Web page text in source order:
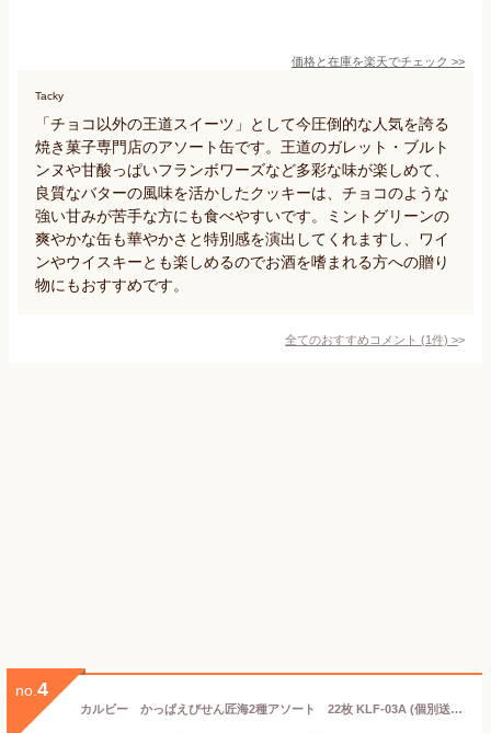
価格と在庫を楽天でチェック >>
Tacky
「チョコ以外の王道スイーツ」として今圧倒的な人気を誇る
焼き菓子専門店のアソート缶です。王道のガレット・ブルト
ンヌや甘酸っぱいフランボワーズなど多彩な味が楽しめて、
良質なバターの風味を活かしたクッキーは、チョコのような
強い甘みが苦手な方にも食べやすいです。ミントグリーンの
爽やかな缶も華やかさと特別感を演出してくれますし、ワイ
ンやウイスキーとも楽しめるのでお酒を嗜まれる方への贈り
物にもおすすめです。
全てのおすすめコメント (1件) >
no. 4
カルビー かっぱえびせん匠海2種アソート 22枚 KLF-03A (個別送料込み価格) (-95055-02-) (t3) | 内祝い ギフト 出産内祝い 引き出物 結婚内祝い 快気祝い お返し 志